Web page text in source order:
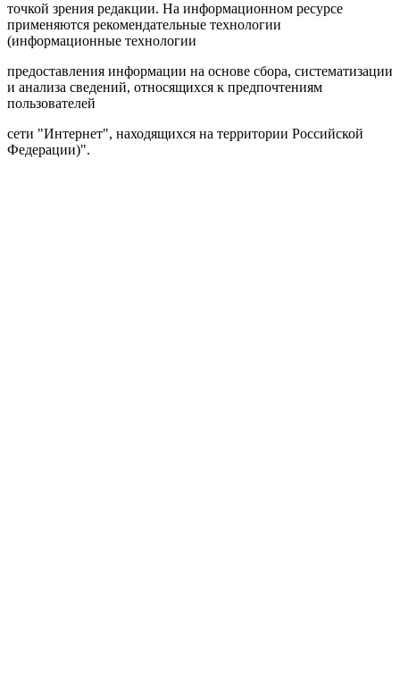
точкой зрения редакции. На информационном ресурсе
применяются рекомендательные технологии
(информационные технологии
предоставления информации на основе сбора, систематизации
и анализа сведений, относящихся к предпочтениям
пользователей
сети "Интернет", находящихся на территории Российской
Федерации)".